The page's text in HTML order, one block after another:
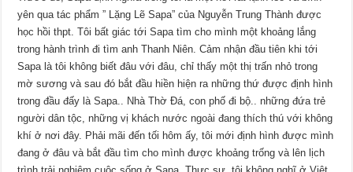
yên qua tác phẩm ” Lặng Lẽ Sapa” của Nguyễn Trung Thành được
học hồi thpt. Tôi bất giác tới Sapa tìm cho mình một khoảng lắng
trong hành trình đi tìm anh Thanh Niên. Cảm nhận đầu tiên khi tới
Sapa là tôi không biết đâu với đâu, chỉ thấy một thị trấn nhỏ trong
mờ sương và sau đó bắt đầu hiền hiện ra những thứ được định hình
trong đầu đấy là Sapa.. Nhà Thờ Đá, con phố đi bộ.. những đứa trẻ
người dân tộc, những vị khách nước ngoài đang thích thú với không
khí ở nơi đây. Phải mãi đến tối hôm ấy, tôi mới định hình được mình
đang ở đâu và bắt đầu tìm cho mình được khoảng trống và lên lịch